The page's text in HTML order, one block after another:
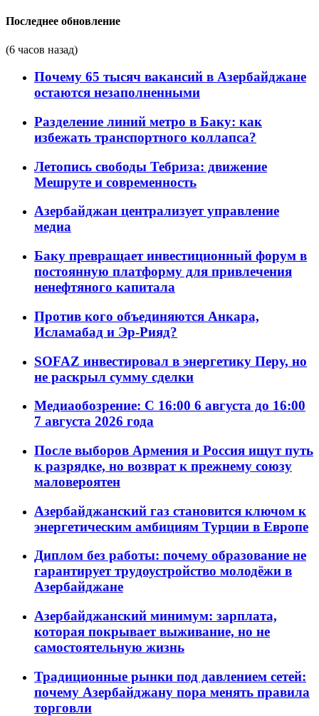
Последнее обновление
(6 часов назад)
Почему 65 тысяч вакансий в Азербайджане
остаются незаполненными
Разделение линий метро в Баку: как
избежать транспортного коллапса?
Летопись свободы Тебриза: движение
Мешруте и современность
Азербайджан централизует управление
медиа
Баку превращает инвестиционный форум в
постоянную платформу для привлечения
ненефтяного капитала
Против кого объединяются Анкара,
Исламабад и Эр-Рияд?
SOFAZ инвестировал в энергетику Перу, но
не раскрыл сумму сделки
Медиаобозрение: С 16:00 6 августа до 16:00
7 августа 2026 года
После выборов Армения и Россия ищут путь
к разрядке, но возврат к прежнему союзу
маловероятен
Азербайджанский газ становится ключом к
энергетическим амбициям Турции в Европе
Диплом без работы: почему образование не
гарантирует трудоустройство молодёжи в
Азербайджане
Азербайджанский минимум: зарплата,
которая покрывает выживание, но не
самостоятельную жизнь
Традиционные рынки под давлением сетей:
почему Азербайджану пора менять правила
торговли